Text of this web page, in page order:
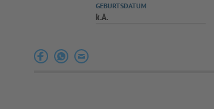
GEBURTSDATUM
k.A.